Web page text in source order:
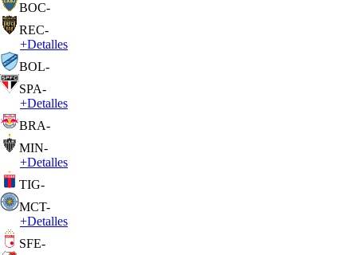
BOC-
REC-
+Detalles
BOL-
SPA-
+Detalles
BRA-
MIN-
+Detalles
TIG-
MCT-
+Detalles
SFE-